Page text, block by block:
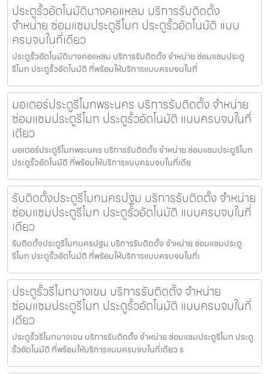
ประตูรั้วอัตโนมัติบางคอแหลม บริการรับติดตั้ง
จำหน่าย ซ่อมแซมประตูรีโมท ประตูรั้วอัตโนมัติ แบบ
ครบจบในที่เดียว
ประตูรั้วอัตโนมัติบางคอแหลม บริการรับติดตั้ง จำหน่าย ซ่อมแซมประตู
รีโมท ประตูรั้วอัตโนมัติ ที่พร้อมให้บริการแบบครบจบในที่
มอเตอร์ประตูรีโมทพระนคร บริการรับติดตั้ง จำหน่าย
ซ่อมแซมประตูรีโมท ประตูรั้วอัตโนมัติ แบบครบจบในที่
เดียว
มอเตอร์ประตูรีโมทพระนคร บริการรับติดตั้ง จำหน่าย ซ่อมแซมประตูรีโมท
ประตูรั้วอัตโนมัติ ที่พร้อมให้บริการแบบครบจบในที่เดีย
รับติดตั้งประตูรีโมทนครปฐม บริการรับติดตั้ง จำหน่าย
ซ่อมแซมประตูรีโมท ประตูรั้วอัตโนมัติ แบบครบจบในที่
เดียว
รับติดตั้งประตูรีโมทนครปฐม บริการรับติดตั้ง จำหน่าย ซ่อมแซมประตู
รีโมท ประตูรั้วอัตโนมัติ ที่พร้อมให้บริการแบบครบจบในที่เ
ประตูรั้วรีโมทบางเขน บริการรับติดตั้ง จำหน่าย
ซ่อมแซมประตูรีโมท ประตูรั้วอัตโนมัติ แบบครบจบในที่
เดียว
ประตูรั้วรีโมทบางเขน บริการรับติดตั้ง จำหน่าย ซ่อมแซมประตูรีโมท ประตู
รั้วอัตโนมัติ ที่พร้อมให้บริการแบบครบจบในที่เดียว ร